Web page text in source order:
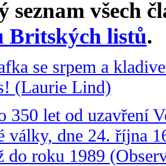
seznam všech
Britských listů.
se srpem a
(Laurie Lind)
350 let od uzavření
války, dne 24. října
do roku 1989